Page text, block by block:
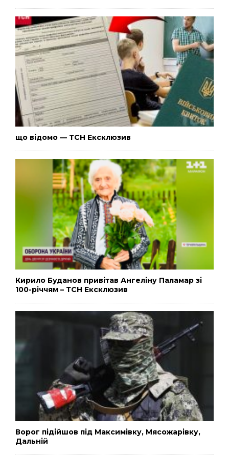
що відомо — ТСН Ексклюзив
Кирило Буданов привітав Ангеліну Паламар зі
100-річчям – ТСН Ексклюзив
Ворог підійшов під Максимівку, Мясожарівку,
Дальній